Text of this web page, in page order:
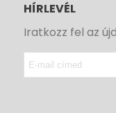
HÍRLEVÉL
Iratkozz fel az